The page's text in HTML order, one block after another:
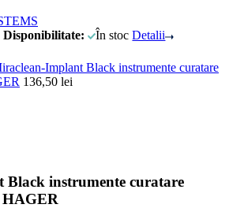
Disponibilitate: În stocDetalii
Implant Black instrumente curatare
136,50 lei
instrumente curatare
HAGER